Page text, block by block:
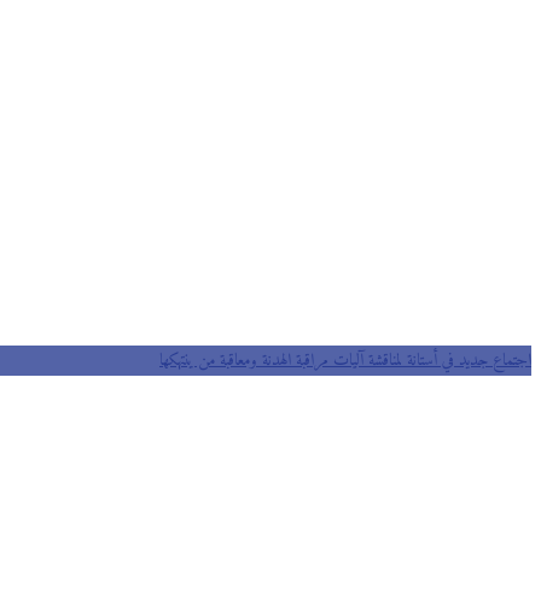
اجتماع جديد في أستانة لمناقشة آليات مراقبة الهدنة ومعاقبة من ينتهكها